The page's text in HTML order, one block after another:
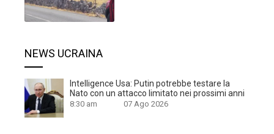
NEWS UCRAINA
Intelligence Usa: Putin potrebbe testare la
Nato con un attacco limitato nei prossimi anni
8:30 am 07 Ago 2026